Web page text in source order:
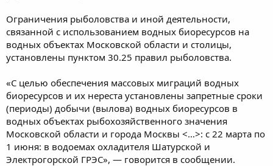
Ограничения рыболовства и иной деятельности,
связанной с использованием водных биоресурсов на
водных объектах Московской области и столицы,
установлены пунктом 30.25 правил рыболовства.
«С целью обеспечения массовых миграций водных
биоресурсов и их нереста установлены запретные сроки
(периоды) добычи (вылова) водных биоресурсов в
водных объектах рыбохозяйственного значения
Московской области и города Москвы <…>: с 22 марта по
1 июня: в водоемах охладителя Шатурской и
Электрогорской ГРЭС», — говорится в сообщении.